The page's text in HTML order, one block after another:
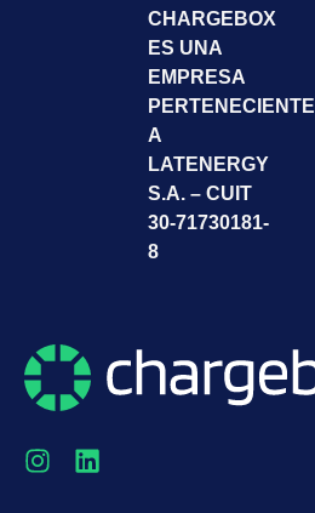
CHARGEBOX
ES UNA
EMPRESA
PERTENECIENTE
A
LATENERGY
S.A. – CUIT
30-71730181-
8